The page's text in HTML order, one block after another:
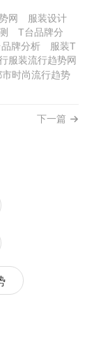
网
服装设计
T台品牌分
牌分析
服装T
服装流行趋势网
市时尚流行趋势
下一篇